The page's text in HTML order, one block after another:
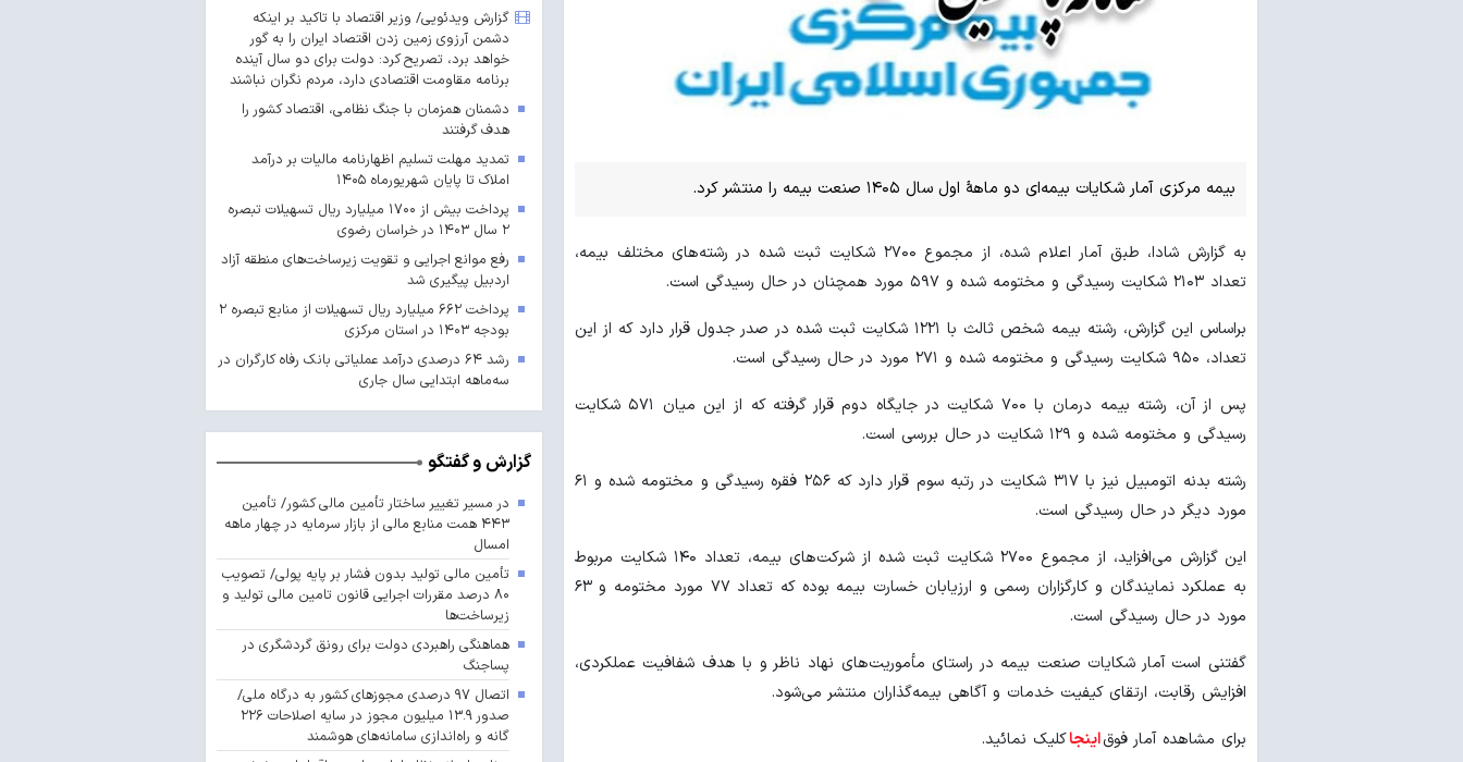
بیمه مرکزی آمار شکایات بیمه‌ای دو ماهۀ اول سال ۱۴۰۵ صنعت بیمه را منتشر کرد.
به گزارش شادا، طبق آمار اعلام شده، از مجموع ۲۷۰۰ شکایت ثبت شده در رشته‌های مختلف بیمه،
تعداد ۲۱۰۳ شکایت رسیدگی و مختومه شده و ۵۹۷ مورد همچنان در حال رسیدگی است.
براساس این گزارش، رشته بیمه شخص ثالث با ۱۲۲۱ شکایت ثبت شده در صدر جدول قرار دارد که از این
تعداد، ۹۵۰ شکایت رسیدگی و مختومه شده و ۲۷۱ مورد در حال رسیدگی است.
پس از آن، رشته بیمه درمان با ۷۰۰ شکایت در جایگاه دوم قرار گرفته که از این میان ۵۷۱ شکایت
رسیدگی و مختومه شده و ۱۲۹ شکایت در حال بررسی است.
رشته بدنه اتومبیل نیز با ۳۱۷ شکایت در رتبه سوم قرار دارد که ۲۵۶ فقره رسیدگی و مختومه شده و ۶۱
مورد دیگر در حال رسیدگی است.
این گزارش می‌افزاید، از مجموع ۲۷۰۰ شکایت ثبت شده از شرکت‌های بیمه، تعداد ۱۴۰ شکایت مربوط
به عملکرد نمایندگان و کارگزاران رسمی و ارزیابان خسارت بیمه بوده که تعداد ۷۷ مورد مختومه و ۶۳
مورد در حال رسیدگی است.
گفتنی است آمار شکایات صنعت بیمه در راستای مأموریت‌های نهاد ناظر و با هدف شفافیت عملکردی،
افزایش رقابت، ارتقای کیفیت خدمات و آگاهی بیمه‌گذاران منتشر می‌شود.
برای مشاهده آمار فوقاینجاکلیک نمائید.
گزارش ویدئویی/ وزیر اقتصاد با تاکید بر اینکه
دشمن آرزوی زمین زدن اقتصاد ایران را به گور
خواهد برد، تصریح کرد: دولت برای دو سال آینده
برنامه مقاومت اقتصادی دارد، مردم نگران نباشند
دشمنان همزمان با جنگ نظامی، اقتصاد کشور را
هدف گرفتند
تمدید مهلت تسلیم اظهارنامه مالیات بر درآمد
املاک تا پایان شهریورماه ۱۴۰۵
پرداخت بیش از ۱۷۰۰ میلیارد ریال تسهیلات تبصره
۲ سال ۱۴۰۳ در خراسان رضوی
رفع موانع اجرایی و تقویت زیرساخت‌های منطقه آزاد
اردبیل پیگیری شد
پرداخت ۶۶۲ میلیارد ریال تسهیلات از منابع تبصره ۲
بودجه ۱۴۰۳ در استان مرکزی
رشد ۶۴ درصدی درآمد عملیاتی بانک رفاه کارگران در
سه‌ماهه ابتدایی سال جاری
گزارش و گفتگو
در مسیر تغییر ساختار تأمین مالی کشور/ تأمین
۴۴۳ همت منابع مالی از بازار سرمایه در چهار ماهه
امسال
تأمین مالی تولید بدون فشار بر پایه پولی/ تصویب
۸۰ درصد مقررات اجرایی قانون تامین مالی تولید و
زیرساخت‌ها
هماهنگی راهبردی دولت برای رونق گردشگری در
پساجنگ
اتصال ۹۷ درصدی مجوزهای کشور به درگاه ملی/
صدور ۱۳.۹ میلیون مجوز در سایه اصلاحات ۲۲۶
گانه و راه‌اندازی سامانه‌های هوشمند